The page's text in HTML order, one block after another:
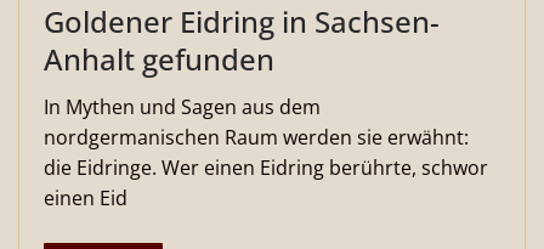
Goldener Eidring in Sachsen-
Anhalt gefunden
In Mythen und Sagen aus dem
nordgermanischen Raum werden sie erwähnt:
die Eidringe. Wer einen Eidring berührte, schwor
einen Eid